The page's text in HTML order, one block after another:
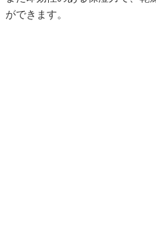
ができます。